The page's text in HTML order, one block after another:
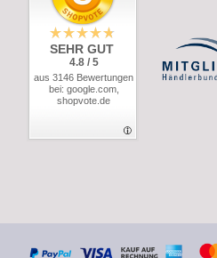
SEHR GUT
4.8 / 5
aus 3146 Bewertungen
bei: google.com,
shopvote.de